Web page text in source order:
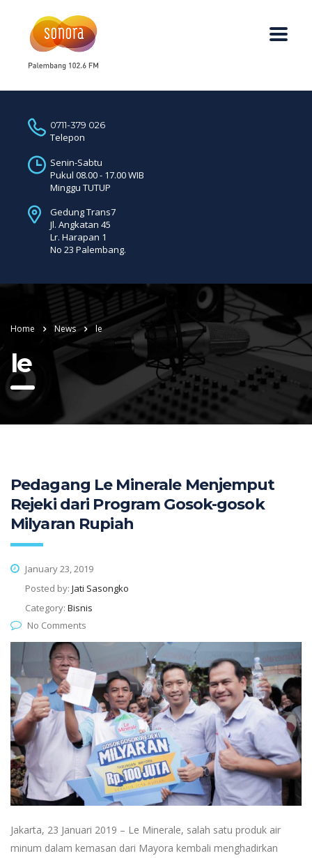
0711-379 026
Telepon
Senin-Sabtu
Pukul 08.00 - 17.00 WIB
Minggu TUTUP
Gedung Trans7
Jl. Angkatan 45
Lr. Harapan 1
No 23 Palembang.
Home News le
le
Pedagang Le Minerale Menjemput
Rejeki dari Program Gosok-gosok
Milyaran Rupiah
January 23, 2019
Posted by: Jati Sasongko
Category: Bisnis
No Comments
Jakarta, 23 Januari 2019 – Le Minerale, salah satu produk air
minum dalam kemasan dari Mayora kembali menghadirkan